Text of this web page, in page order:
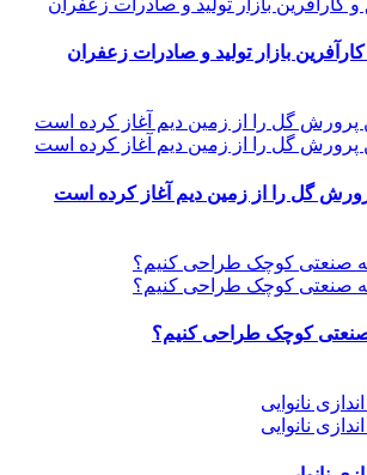
بازار تولید و صادرات زعفران
پرورش گل را از زمین دیم آغاز کرده است
صنعتی کوچک طراحی کنیم؟